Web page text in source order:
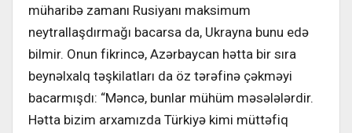
müharibə zamanı Rusiyanı maksimum
neytrallaşdırmağı bacarsa da, Ukrayna bunu edə
bilmir. Onun fikrincə, Azərbaycan hətta bir sıra
beynəlxalq təşkilatları da öz tərəfinə çəkməyi
bacarmışdı: “Məncə, bunlar mühüm məsələlərdir.
Hətta bizim arxamızda Türkiyə kimi müttəfiq